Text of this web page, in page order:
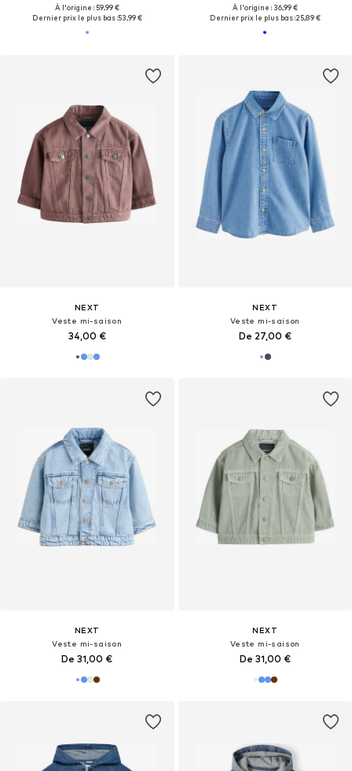
À l'origine : 59,99 €
Dernier prix le plus bas :53,99 €
À l'origine : 36,99 €
Dernier prix le plus bas :25,89 €
NEXT
Veste mi-saison
34,00 €
NEXT
Veste mi-saison
De 27,00 €
NEXT
Veste mi-saison
De 31,00 €
NEXT
Veste mi-saison
De 31,00 €